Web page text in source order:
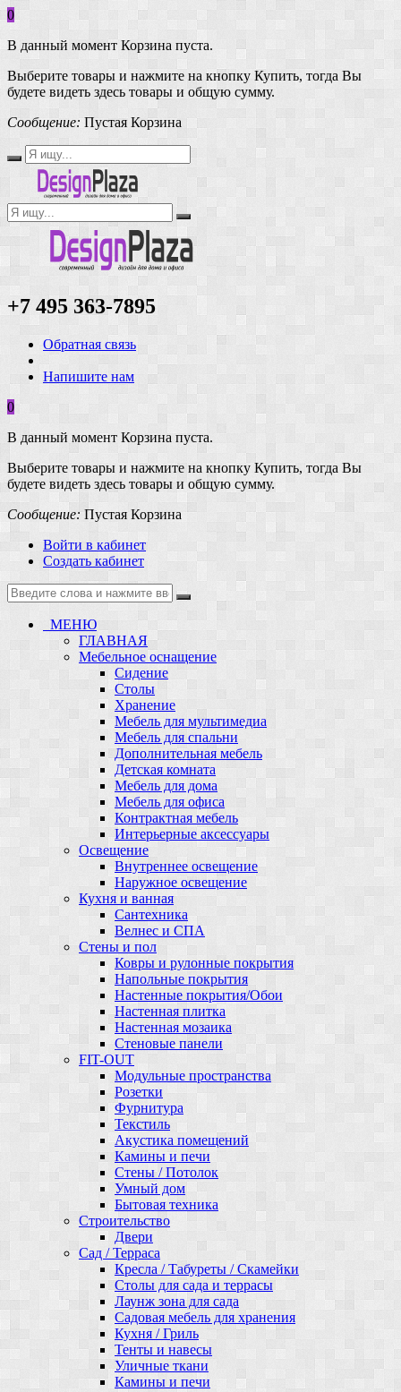
0
В данный момент Корзина пуста.
Выберите товары и нажмите на кнопку Купить, тогда Вы
будете видеть здесь товары и общую сумму.
Сообщение: Пустая Корзина
+7 495 363-7895
Обратная связь
Напишите нам
0
В данный момент Корзина пуста.
Выберите товары и нажмите на кнопку Купить, тогда Вы
будете видеть здесь товары и общую сумму.
Сообщение: Пустая Корзина
Войти в кабинет
Создать кабинет
МЕНЮ
ГЛАВНАЯ
Мебельное оснащение
Сидение
Столы
Хранение
Мебель для мультимедиа
Мебель для спальни
Дополнительная мебель
Детская комната
Мебель для дома
Мебель для офиса
Контрактная мебель
Интерьерные аксессуары
Освещение
Внутреннее освещение
Наружное освещение
Кухня и ванная
Сантехника
Велнес и СПА
Стены и пол
Ковры и рулонные покрытия
Напольные покрытия
Настенные покрытия/Обои
Настенная плитка
Настенная мозаика
Стеновые панели
FIT-OUT
Модульные пространства
Розетки
Фурнитура
Текстиль
Акустика помещений
Камины и печи
Стены / Потолок
Умный дом
Бытовая техника
Строительство
Двери
Сад / Терраса
Кресла / Табуреты / Скамейки
Столы для сада и террасы
Лаунж зона для сада
Садовая мебель для хранения
Кухня / Гриль
Тенты и навесы
Уличные ткани
Камины и печи